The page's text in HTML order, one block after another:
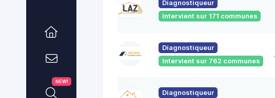
NEW!
Diagnostiqueur
Intervient sur 171 communes
Diagnostiqueur
Intervient sur 762 communes
Diagnostiqueur